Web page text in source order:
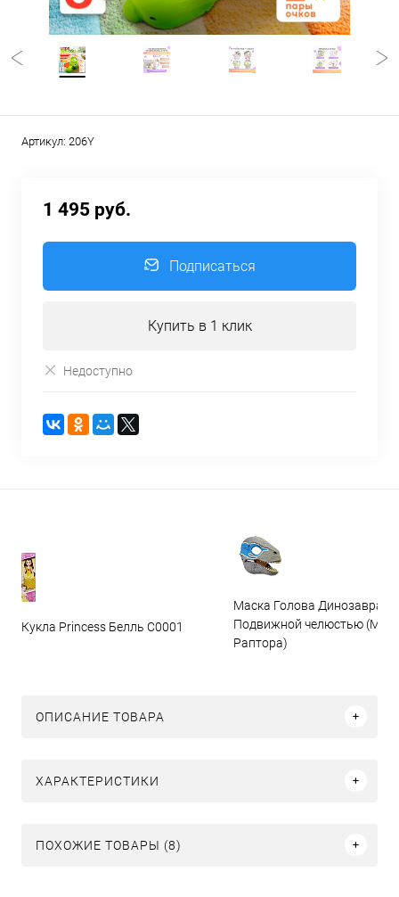
Артикул: 206Y
1 495 руб.
Подписаться
Купить в 1 клик
Недоступно
Кукла Princess Белль C0001
Маска Голова Динозавра с
Подвижной челюстью
Раптора)
ОПИСАНИЕ ТОВАРА
ХАРАКТЕРИСТИКИ
ПОХОЖИЕ ТОВАРЫ (8)